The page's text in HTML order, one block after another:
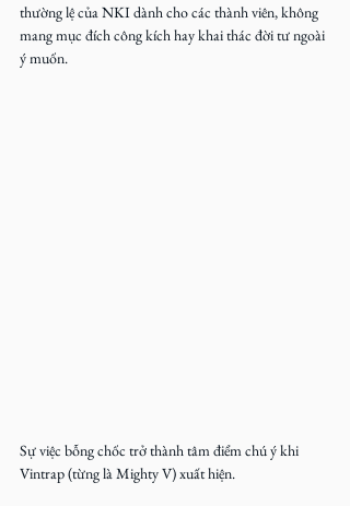
thường lệ của NKI dành cho các thành viên, không
mang mục đích công kích hay khai thác đời tư ngoài
ý muốn.
Sự việc bỗng chốc trở thành tâm điểm chú ý khi
Vintrap (từng là Mighty V) xuất hiện.